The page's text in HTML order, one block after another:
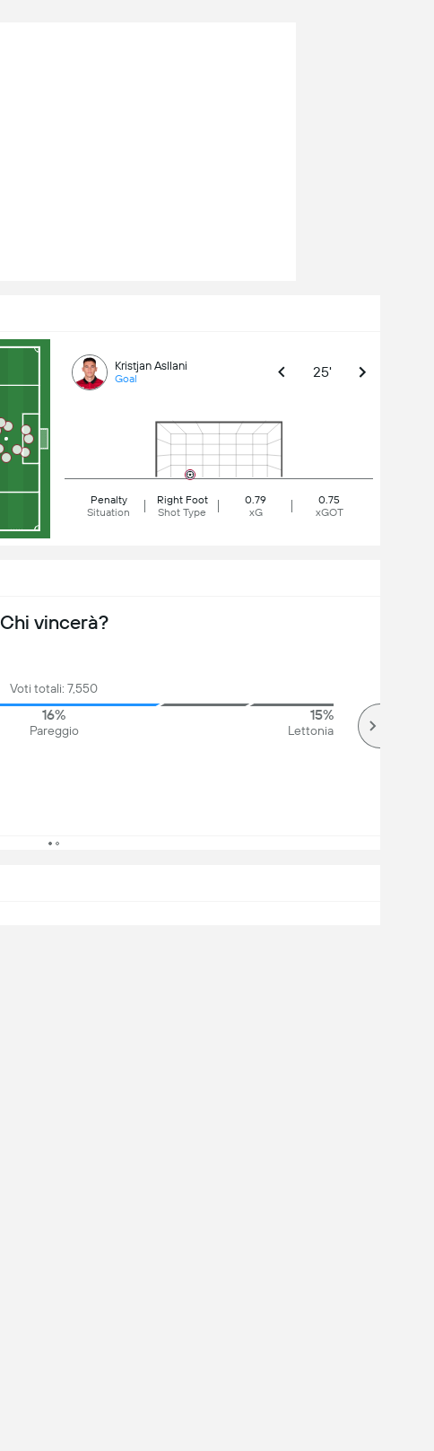
Kristjan Asllani
Goal 25'
Penalty
Situation
Right Foot
Shot Type
0.79
xG
0.75
xGOT
Chi vincerà?
Voti totali: 7,550
16%
Pareggio
15%
Lettonia